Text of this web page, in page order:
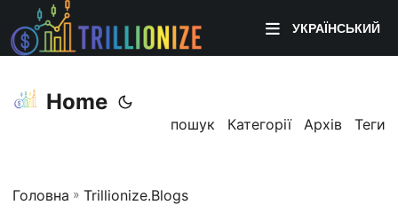
УКРАЇНСЬКИЙ
Home
пошук Категорії Архів Теги
Головна » Trillionize.Blogs